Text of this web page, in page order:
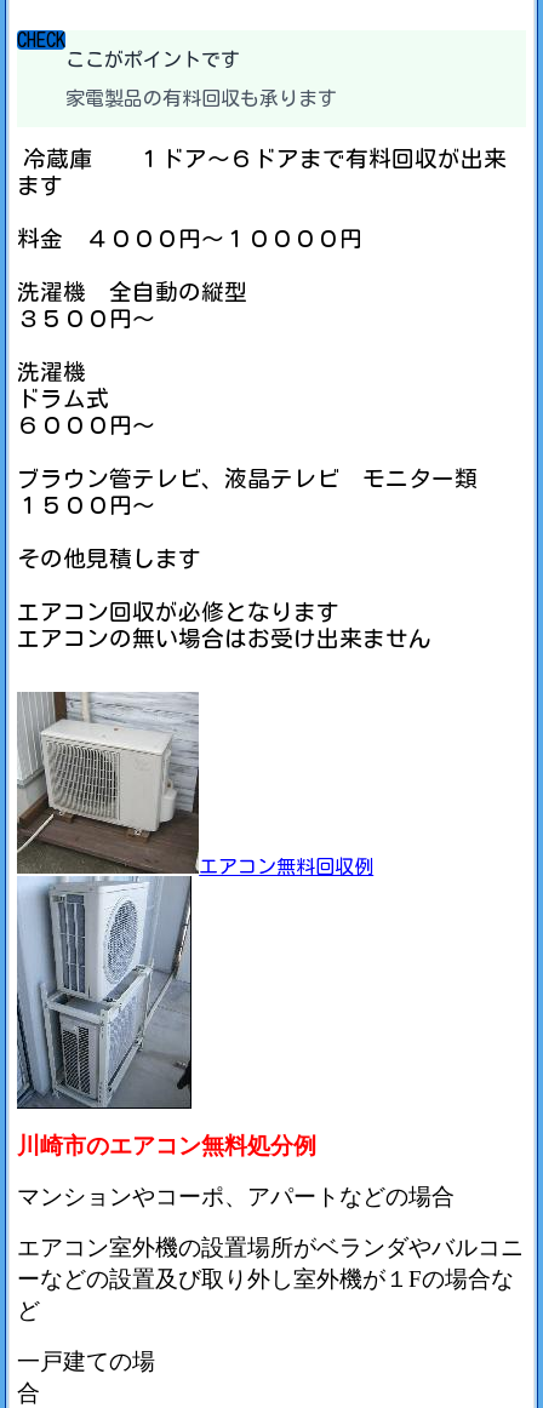
CHECK
ここがポイントです
家電製品の有料回収も承ります
冷蔵庫 １ドア～６ドアまで有料回収が出来
ます
料金 ４０００円～１００００円
洗濯機 全自動の縦型
３５００円～
洗濯機
ドラム式
６０００円～
ブラウン管テレビ、液晶テレビ モニター類
１５００円～
その他見積します
エアコン回収が必修となります
エアコンの無い場合はお受け出来ません
エアコン無料回収例
川崎市のエアコン無料処分例
マンションやコーポ、アパートなどの場合
エアコン室外機の設置場所がベランダやバルコニ
ーなどの設置及び取り外し室外機が１Fの場合な
ど
一戸建ての場